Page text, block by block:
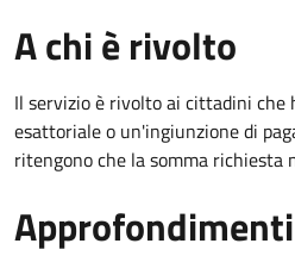
A chi è rivolto
Il servizio è rivolto ai cittadini
esattoriale o un'ingiunzione di
ritengono che la somma richiesta
Approfondimenti